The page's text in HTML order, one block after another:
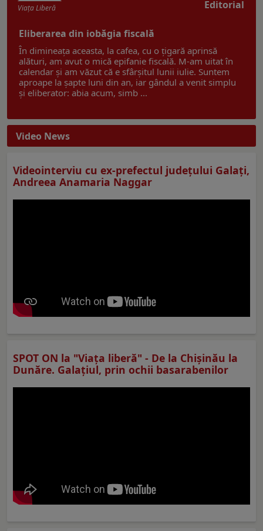
Editorial
Viaţa Liberă
Eliberarea din iobăgia fiscală
În dimineața aceasta, la cafea, cu o țigară aprinsă
alături, am avut o mică epifanie fiscală. M-am uitat în
calendar și am văzut că e sfârșitul lunii iulie. Suntem
aproape la șapte luni din an, iar gândul a venit simplu
și eliberator: abia acum, simb ...
Video News
Videointerviu cu ex-prefectul judeţului Galaţi,
Andreea Anamaria Naggar
SPOT ON la "Viaţa liberă" - De la Chișinău la
Dunăre. Galațiul, prin ochii basarabenilor